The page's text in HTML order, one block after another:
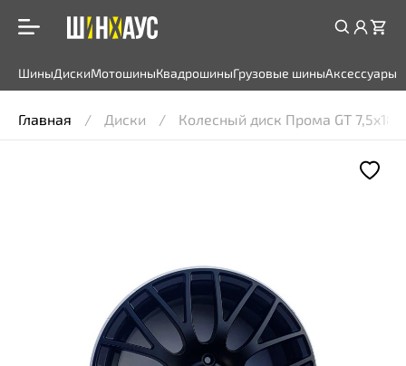
ШиныДискиМотошиныКвадрошиныГрузовые шиныАксессуары
Главная Диски Колесный диск Прома GT 7,5x18